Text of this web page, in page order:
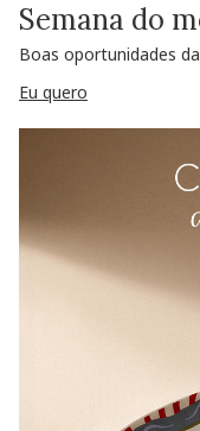
Semana do
Boas oportunidades
Eu quero